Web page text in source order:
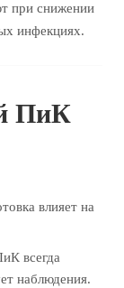
при снижении
инфекциях.
ПиК
влияет на
всегда
наблюдения.